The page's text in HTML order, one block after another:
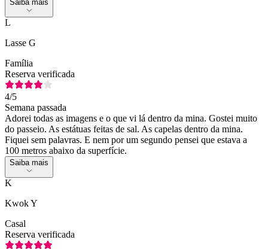
Saiba mais
L
Lasse G
Família
Reserva verificada
4/5
Semana passada
Adorei todas as imagens e o que vi lá dentro da mina. Gostei muito
do passeio. As estátuas feitas de sal. As capelas dentro da mina.
Fiquei sem palavras. E nem por um segundo pensei que estava a
100 metros abaixo da superfície.
Saiba mais
K
Kwok Y
Casal
Reserva verificada